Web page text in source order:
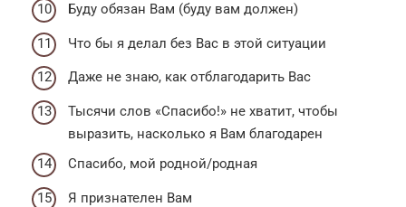
Буду обязан Вам (буду вам должен)
Что бы я делал без Вас в этой ситуации
Даже не знаю, как отблагодарить Вас
Тысячи слов «Спасибо!» не хватит, чтобы
выразить, насколько я Вам благодарен
Спасибо, мой родной/родная
Я признателен Вам